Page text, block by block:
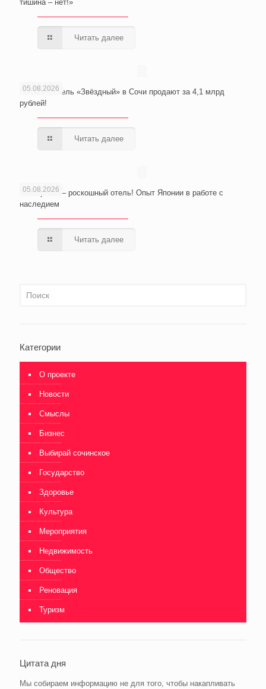
тишина – нет!»
Читать далее
05.08.2026
Wellness-отель «Звёздный» в Сочи продают за 4,1 млрд
рублей!
Читать далее
05.08.2026
Из тюрьмы – роскошный отель! Опыт Японии в работе с
наследием
Читать далее
Категории
О проекте
Новости
Смыслы
Бизнес
Выбирай сочинское
Государство
Здоровье
Культура
Мероприятия
Недвижимость
Общество
Реновация
Туризм
Цитата дня
Мы собираем информацию не для того, чтобы накапливать